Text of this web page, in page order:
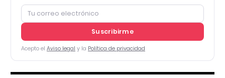
Suscribirme
Acepto el Aviso legal y la Política de privacidad